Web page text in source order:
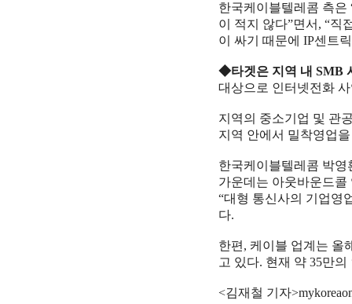
한국케이블텔레콤 측은
이 적지 않다”면서, “직
이 싸기 때문에 IP센트
◆타겟은 지역 내 SMB
대상으로 인터넷전화
지역의 중소기업 및 관
지역 안에서 밀착영업
한국케이블텔레콤 박영
가운데는 아웃바운드콜
“대형 통신사의 기업영
다.
한편, 케이블 업계는 올
고 있다. 현재 약 35만
<김재철 기자